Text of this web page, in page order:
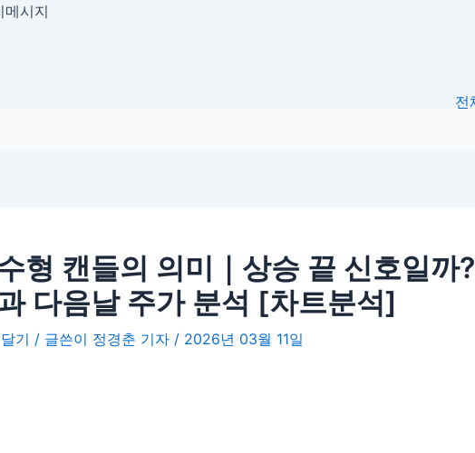
메시지
전
형 캔들의 의미｜상승 끝 신호일까
다음날 주가 분석 [차트분석]
기 / 글쓴이 정경춘 기자 / 2026년 03월 11일